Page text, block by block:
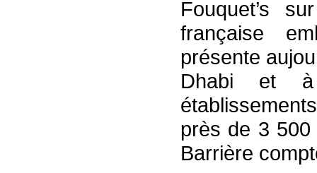
Fouquet’s
française
présente
Dhabi et
près de 3
Barrière